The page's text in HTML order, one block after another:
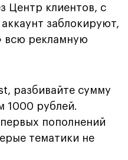
Центр клиентов, с
заблокируют,
всю рекламную
разбивайте сумму
1000 рублей.
пополнений
тематики не